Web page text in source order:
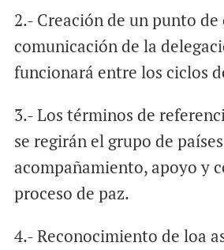
2.- Creación de un punto
comunicación de la
funcionará entre los ciclos
3.- Los términos de
se regirán el grupo de
acompañamiento, apoyo y
proceso de paz.
4.- Reconocimiento de loa